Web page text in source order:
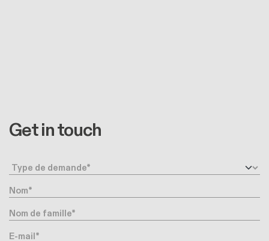
Get in touch
Type de demande
Nom
Nom de famille
E-mail